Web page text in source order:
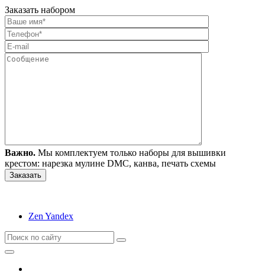
Заказать набором
Важно. Мы комплектуем только наборы для вышивки
крестом: нарезка мулине DMC, канва, печать схемы
Zen Yandex